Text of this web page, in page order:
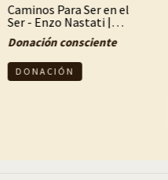
Caminos Para Ser en el
Ser - Enzo Nastati |
Editorial Biodinamica
Stay True
Donación consciente